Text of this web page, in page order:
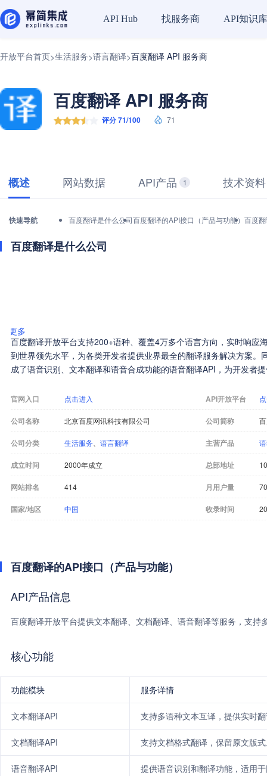
API Hub 找服务商 API知识库
开放平台首页>生活服务>语言翻译>百度翻译 API 服务商
百度翻译 API 服务商
评分 71/100 71
概述 网站数据 API产品 1 技术资料
快速导航 百度翻译是什么公司百度翻译的API接口（产品与功能） 百度
百度翻译是什么公司
更多
百度翻译开放平台支持200+语种、覆盖4万多个语言方向，实时响应
到世界领先水平，为各类开发者提供业界最全的翻译服务解决方案。
成了语音识别、文本翻译和语音合成功能的语音翻译API，为开发者
官网入口 点击进入 API开放平台
公司名称 北京百度网讯科技有限公司 公司简称
公司分类 生活服务 语言翻译 主营产品
成立时间 2000年成立 总部地址
网站排名 414 月用户量
国家/地区 中国 收录时间
百度翻译的API接口（产品与功能）
API产品信息
百度翻译开放平台提供文本翻译、文档翻译、语音翻译等服务，支
核心功能
功能模块 服务详情
文本翻译API 支持多语种文本互译，提供实时
文档翻译API 支持文档格式翻译，保留原文版
语音翻译API 提供语音识别和翻译功能，适用